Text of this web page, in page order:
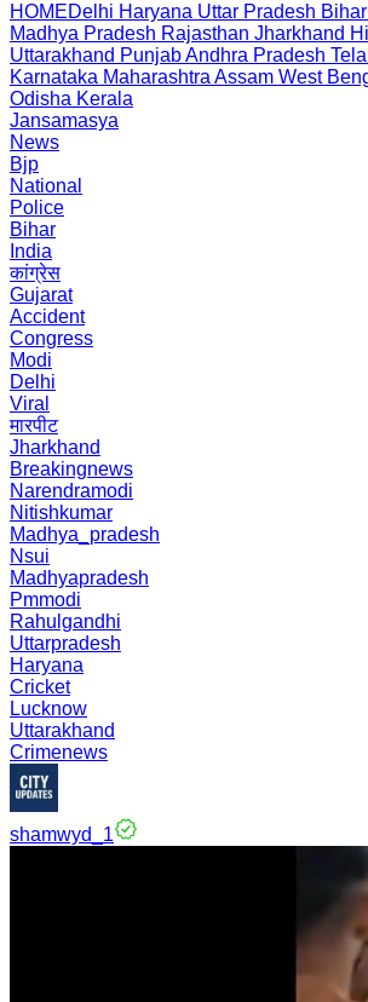
HOMEDelhi Haryana Uttar Pradesh Bihar
Madhya Pradesh Rajasthan Jharkhand
Uttarakhand PunjabAndhra Pradesh
Karnataka Maharashtra Assam West
Odisha Kerala
Jansamasya
News
Bjp
National
Police
Bihar
India
कांग्रेस
Gujarat
Accident
Congress
Modi
Delhi
Viral
मारपीट
Jharkhand
Breakingnews
Narendramodi
Nitishkumar
Madhya_pradesh
Nsui
Madhyapradesh
Pmmodi
Rahulgandhi
Uttarpradesh
Haryana
Cricket
Lucknow
Uttarakhand
Crimenews
shamwyd_1